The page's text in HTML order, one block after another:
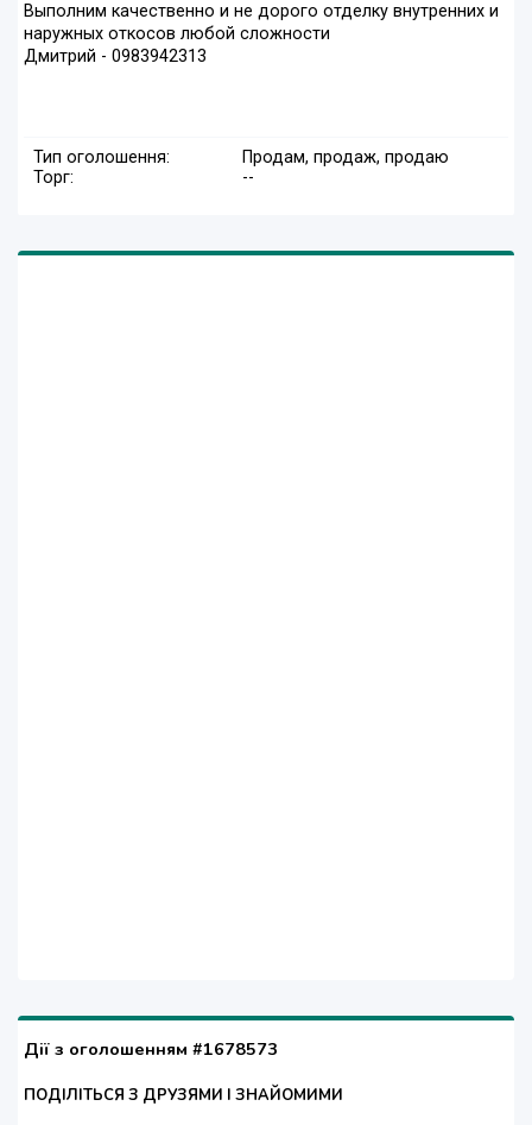
Выполним качественно и не дорого отделку внутренних и
наружных откосов любой сложности
Дмитрий - 0983942313
Тип оголошення:
Продам, продаж, продаю
Торг:
--
Дії з оголошенням #1678573
ПОДІЛІТЬСЯ З ДРУЗЯМИ І ЗНАЙОМИМИ